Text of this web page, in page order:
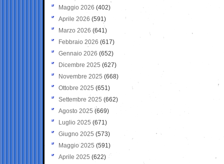
Maggio 2026 (402)
Aprile 2026 (591)
Marzo 2026 (641)
Febbraio 2026 (617)
Gennaio 2026 (652)
Dicembre 2025 (627)
Novembre 2025 (668)
Ottobre 2025 (651)
Settembre 2025 (662)
Agosto 2025 (669)
Luglio 2025 (671)
Giugno 2025 (573)
Maggio 2025 (591)
Aprile 2025 (622)